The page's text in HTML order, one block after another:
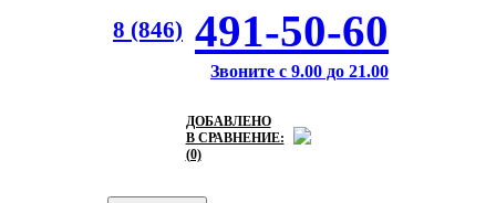
8 (846) 491-50-60
Звоните с 9.00 до 21.00
ДОБАВЛЕНО
В СРАВНЕНИЕ:
(0)